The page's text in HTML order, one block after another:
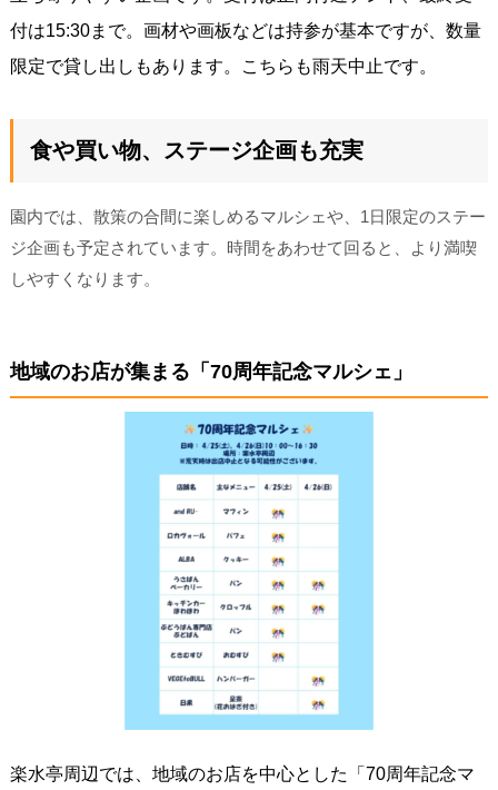
付は15:30まで。画材や画板などは持参が基本ですが、数量
限定で貸し出しもあります。こちらも雨天中止です。
食や買い物、ステージ企画も充実
園内では、散策の合間に楽しめるマルシェや、1日限定のステー
ジ企画も予定されています。時間をあわせて回ると、より満喫
しやすくなります。
地域のお店が集まる「70周年記念マルシェ」
楽水亭周辺では、地域のお店を中心とした「70周年記念マ